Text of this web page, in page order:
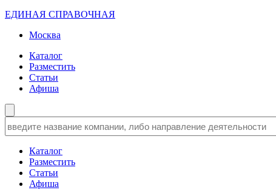
ЕДИНАЯ СПРАВОЧНАЯ
Москва
Каталог
Разместить
Статьи
Афиша
Каталог
Разместить
Статьи
Афиша